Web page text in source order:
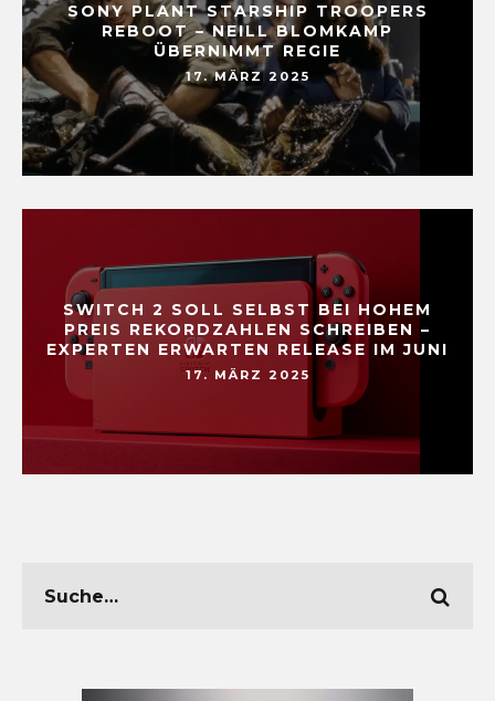
SONY PLANT STARSHIP TROOPERS
REBOOT – NEILL BLOMKAMP
ÜBERNIMMT REGIE
17. MÄRZ 2025
SWITCH 2 SOLL SELBST BEI HOHEM
PREIS REKORDZAHLEN SCHREIBEN –
EXPERTEN ERWARTEN RELEASE IM JUNI
17. MÄRZ 2025